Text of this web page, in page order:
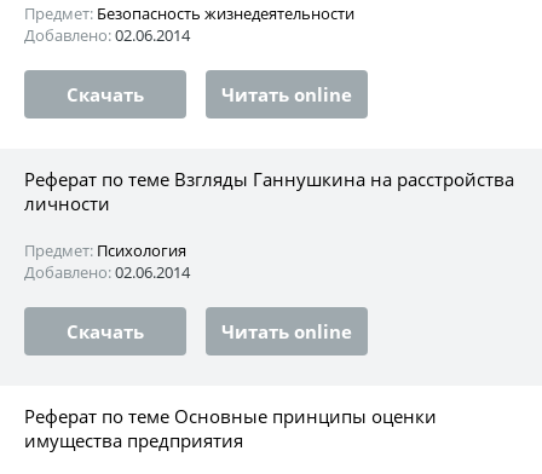
Предмет: Безопасность жизнедеятельности
Добавлено:02.06.2014
Скачать Читать online
Реферат по теме Взгляды Ганнушкина на расстройства
личности
Предмет: Психология
Добавлено:02.06.2014
Скачать Читать online
Реферат по теме Основные принципы оценки
имущества предприятия